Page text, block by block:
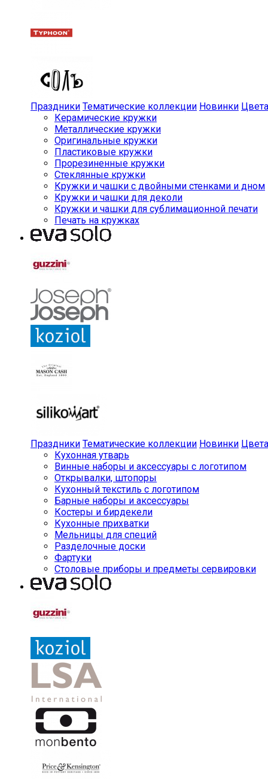
Праздники Тематические коллекции Новинки Цвета
Керамические кружки
Металлические кружки
Оригинальные кружки
Пластиковые кружки
Прорезиненные кружки
Стеклянные кружки
Кружки и чашки с двойными стенками и дном
Кружки и чашки для деколи
Кружки и чашки для сублимационной печати
Печать на кружках
Праздники Тематические коллекции Новинки Цвета
Кухонная утварь
Винные наборы и аксессуары с логотипом
Открывалки, штопоры
Кухонный текстиль с логотипом
Барные наборы и аксессуары
Костеры и бирдекели
Кухонные прихватки
Мельницы для специй
Разделочные доски
Фартуки
Столовые приборы и предметы сервировки